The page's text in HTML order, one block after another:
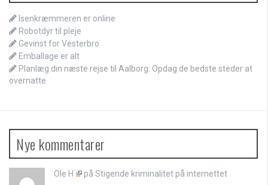
Isenkræmmeren er online
Robotdyr til pleje
Gevinst for Vesterbro
Emballage er alt
Planlæg din næste rejse til Aalborg: Opdag de bedste steder at
overnatte
Nye kommentarer
Ole H påStigende kriminalitet på internettet